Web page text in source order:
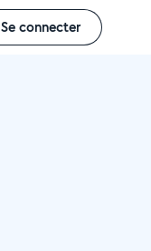
Se connecter